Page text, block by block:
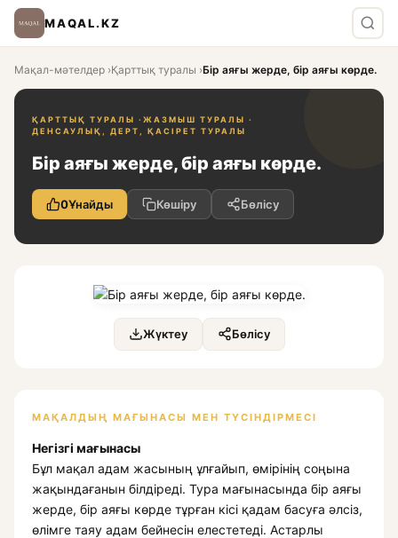
MAQAL.KZ
Мақал-мәтелдер ›Қарттық туралы ›Бір аяғы жерде, бір аяғы көрде.
ҚАРТТЫҚ ТУРАЛЫ · ЖАЗМЫШ ТУРАЛЫ ·
ДЕНСАУЛЫҚ, ДЕРТ, ҚАСІРЕТ ТУРАЛЫ
Бір аяғы жерде, бір аяғы көрде.
0Ұнайды Көшіру Бөлісу
Жүктеу Бөлісу
МАҚАЛДЫҢ МАҒЫНАСЫ МЕН ТҮСІНДІРМЕСІ
Негізгі мағынасы
Бұл мақал адам жасының ұлғайып, өмірінің соңына
жақындағанын білдіреді. Тура мағынасында бір аяғы
жерде, бір аяғы көрде тұрған кісі қадам басуға әлсіз,
өлімге таяу адам бейнесін елестетеді. Астарлы